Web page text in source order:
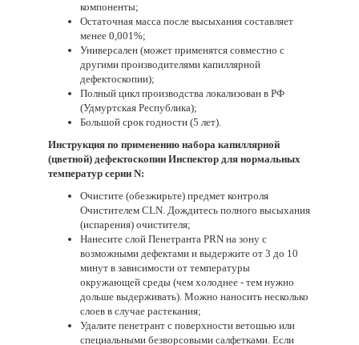
компоненты;
Остаточная масса после высыхания составляет
менее 0,001%;
Универсален (может применятся совместно с
другими производителями капиллярной
дефектоскопии);
Полный цикл производства локализован в РФ
(Удмуртская Республика);
Большой срок годности (5 лет).
Инструкция по применению набора капиллярной
(цветной) дефектоскопии Инспектор для нормальных
температур серии N:
Очистите (обезжирьте) предмет контроля
Очистителем CLN. Дождитесь полного высыхания
(испарения) очистителя;
Нанесите слой Пенетранта PRN на зону с
возможными дефектами и выдержите от 3 до 10
минут в зависимости от температуры
окружающей среды (чем холоднее - тем нужно
дольше выдерживать). Можно наносить несколько
слоев в случае растекания;
Удалите пенетрант с поверхности ветошью или
специальными безворсовыми салфетками. Если